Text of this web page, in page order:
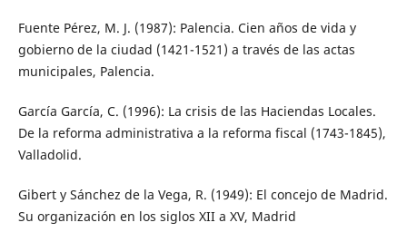
Fuente Pérez, M. J. (1987): Palencia. Cien años de vida y
gobierno de la ciudad (1421-1521) a través de las actas
municipales, Palencia.
García García, C. (1996): La crisis de las Haciendas Locales.
De la reforma administrativa a la reforma fiscal (1743-1845),
Valladolid.
Gibert y Sánchez de la Vega, R. (1949): El concejo de Madrid.
Su organización en los siglos XII a XV, Madrid